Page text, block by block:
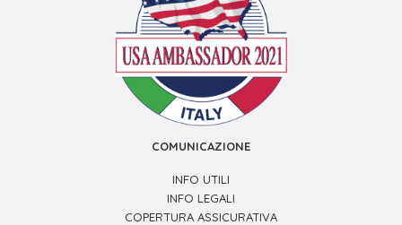
COMUNICAZIONE
INFO UTILI
INFO LEGALI
COPERTURA ASSICURATIVA